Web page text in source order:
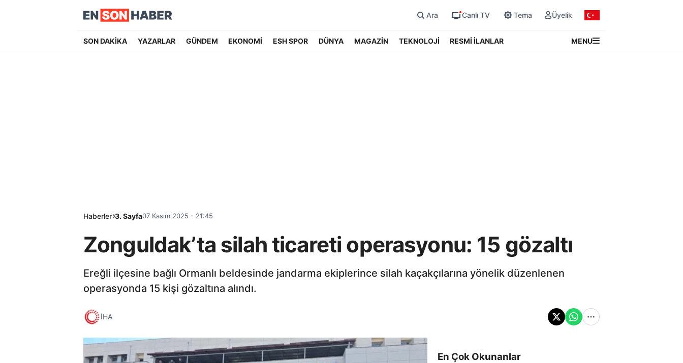
Ara Canlı TV Tema Üyelik
SON DAKİKA YAZARLAR GÜNDEM EKONOMİ ESH SPOR DÜNYA MAGAZİN TEKNOLOJİ RESMİ İLANLAR MENU
Haberler 3. Sayfa07 Kasım 2025 - 21:45
Zonguldak’ta silah ticareti operasyonu: 15 gözaltı
Ereğli ilçesine bağlı Ormanlı beldesinde jandarma ekiplerince silah kaçakçılarına yönelik düzenlenen
operasyonda 15 kişi gözaltına alındı.
İHA
En Çok Okunanlar